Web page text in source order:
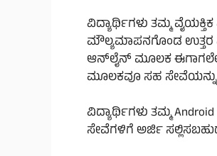
ವಿದ್ಯಾರ್ಥಿಗಳು ತಮ್ಮ
ಮೌಲ್ಯಮಾಪನಗೊಂಡ ಉತ್ತರ
ಆನ್‌ಲೈನ್ ಮೂಲಕ ಈಗಾಗಲೇ
ಮೂಲಕವೂ ಸಹ ಸೇವೆಯನ್ನು
ವಿದ್ಯಾರ್ಥಿಗಳು ತಮ್ಮ
ಸೇವೆಗಳಿಗೆ ಅರ್ಜಿ